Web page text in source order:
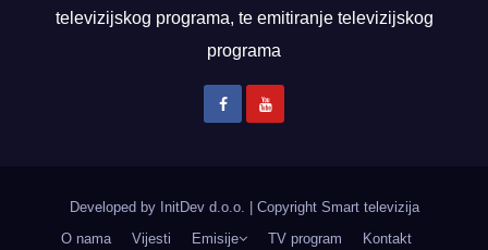
televizijskog programa, te emitiranje televizijskog
programa
Developed by InitDev d.o.o.
Copyright Smart televizija
O nama
Vijesti Emisije TV program Kontakt